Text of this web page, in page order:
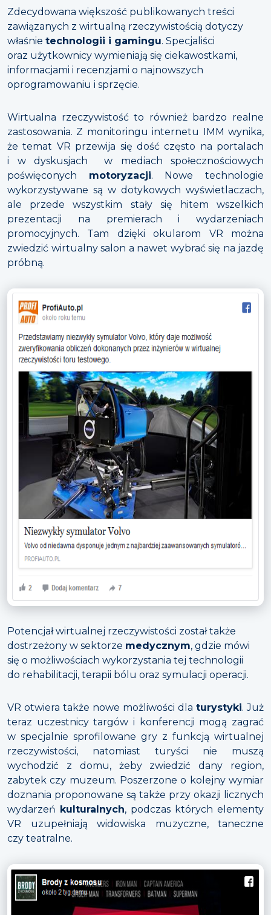
Zdecydowana większość publikowanych treści
zawiązanych z wirtualną rzeczywistością dotyczy
właśnie technologii i gamingu. Specjaliści
oraz użytkownicy wymieniają się ciekawostkami,
informacjami i recenzjami o najnowszych
oprogramowaniu i sprzęcie.
Wirtualna rzeczywistość to również bardzo realne
zastosowania. Z monitoringu internetu IMM wynika,
że temat VR przewija się dość często na portalach
i w dyskusjach w mediach społecznościowych
poświęconych motoryzacji. Nowe technologie
wykorzystywane są w dotykowych wyświetlaczach,
ale przede wszystkim stały się hitem wszelkich
prezentacji na premierach i wydarzeniach
promocyjnych. Tam dzięki okularom VR można
zwiedzić wirtualny salon a nawet wybrać się na jazdę
próbną.
Potencjał wirtualnej rzeczywistości został także
dostrzeżony w sektorze medycznym, gdzie mówi
się o możliwościach wykorzystania tej technologii
do rehabilitacji, terapii bólu oraz symulacji operacji.
VR otwiera także nowe możliwości dla turystyki. Już
teraz uczestnicy targów i konferencji mogą zagrać
w specjalnie sprofilowane gry z funkcją wirtualnej
rzeczywistości, natomiast turyści nie muszą
wychodzić z domu, żeby zwiedzić dany region,
zabytek czy muzeum. Poszerzone o kolejny wymiar
doznania proponowane są także przy okazji licznych
wydarzeń kulturalnych, podczas których elementy
VR uzupełniają widowiska muzyczne, taneczne
czy teatralne.